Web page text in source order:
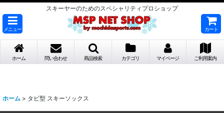
スキーヤーのためのスペシャリティプロショップ
メニュー カート
ホーム 問い合わせ 商品検索 カテゴリ マイページ ご利用案内
ホーム > タビ型 スキーソックス